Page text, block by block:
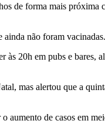
de forma mais próxima
ainda não foram vacinadas.
às 20h em pubs e bares,
mas alertou que a
aumento de casos em